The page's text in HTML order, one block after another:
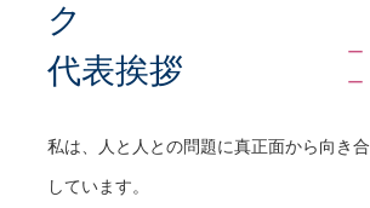
ご面談
調査目的や状況を詳しくお伺いい
探偵の立場から最適と思われる解
ク
代表挨拶
ー
私は、人と人との問題に真正面から向き
しています。